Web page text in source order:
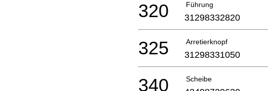
Führung
320 31298332820
Arretierknopf
325 31298331050
Scheibe
340